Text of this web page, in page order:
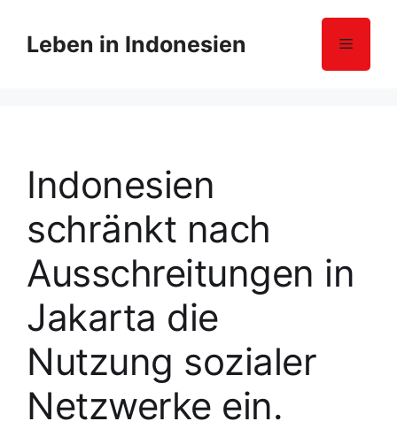
Leben in Indonesien Menü
Indonesien
schränkt nach
Ausschreitungen in
Jakarta die
Nutzung sozialer
Netzwerke ein.